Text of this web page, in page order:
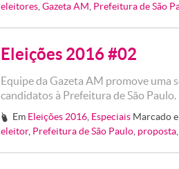
eleitores Gazeta AM Prefeitura de São
Eleições 2016 #02
Equipe da Gazeta AM promove uma
candidatos à Prefeitura de São
# Em Eleições 2016 Especiais Marcado
eleitor, Prefeitura de São Paulo proposta